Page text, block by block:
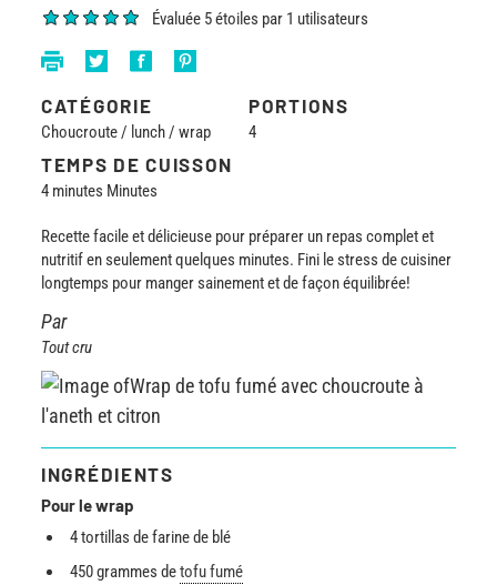
Évaluée 5 étoiles par 1 utilisateurs
CATÉGORIE
Choucroute / lunch / wrap
PORTIONS
4
TEMPS DE CUISSON
4 minutes Minutes
Recette facile et délicieuse pour préparer un repas complet et
nutritif en seulement quelques minutes. Fini le stress de cuisiner
longtemps pour manger sainement et de façon équilibrée!
Par
Tout cru
INGRÉDIENTS
Pour le wrap
4 tortillas de farine de blé
450 grammes detofu fumé